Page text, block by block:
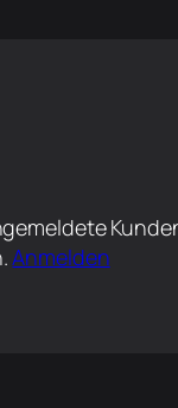
Anmelden